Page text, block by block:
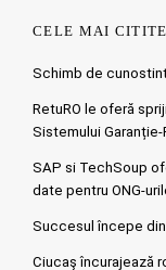
CELE MAI CITITE
Schimb de
RetuRO le oferă
Sistemului Garanție-
SAP si TechSoup
date pentru ONG-
Succesul începe
Ciucaş încurajează